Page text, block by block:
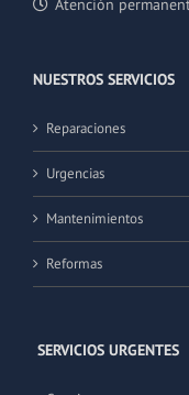
Atención
NUESTROS SERVICIOS
Reparaciones
Urgencias
Mantenimientos
Reformas
SERVICIOS URGENTES